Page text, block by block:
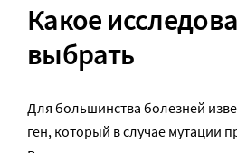
Какое
выбрать
Для большинства болезней
ген, который в случае мутации